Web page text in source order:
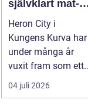
självklart mat-
och nöjesnav i
kungens kurva
Heron City i
Kungens Kurva har
under många år
vuxit fram som ett
område där mat,
04 juli 2026